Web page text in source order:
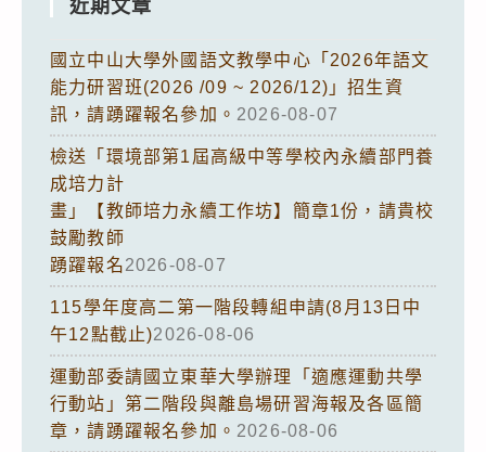
近期文章
國立中山大學外國語文教學中心「2026年語文
能力研習班(2026 /09 ~ 2026/12)」招生資
訊，請踴躍報名參加。 2026-08-07
檢送「環境部第1屆高級中等學校內永續部門養
成培力計
畫」【教師培力永續工作坊】簡章1份，請貴校
鼓勵教師
踴躍報名2026-08-07
115學年度高二第一階段轉組申請(8月13日中
午12點截止)2026-08-06
運動部委請國立東華大學辦理「適應運動共學
行動站」第二階段與離島場研習海報及各區簡
章，請踴躍報名參加。 2026-08-06